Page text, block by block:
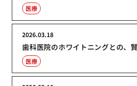
医療
歯科医院のホワイトニングとの、
2026.03.18
医療